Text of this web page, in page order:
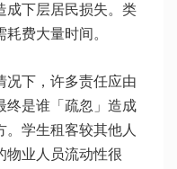
成下层居民损失。类
费大量时间。
况下，许多责任应由
终是谁「疏忽」造成
。学生租客较其他人
物业人员流动性很